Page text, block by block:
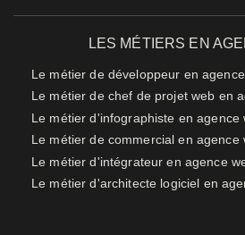
LES MÉTIERS EN
Le métier de développeur en
Le métier de chef de projet web en
Le métier d'infographiste en agence
Le métier de commercial en agence
Le métier d'intégrateur en agence
Le métier d'architecte logiciel en